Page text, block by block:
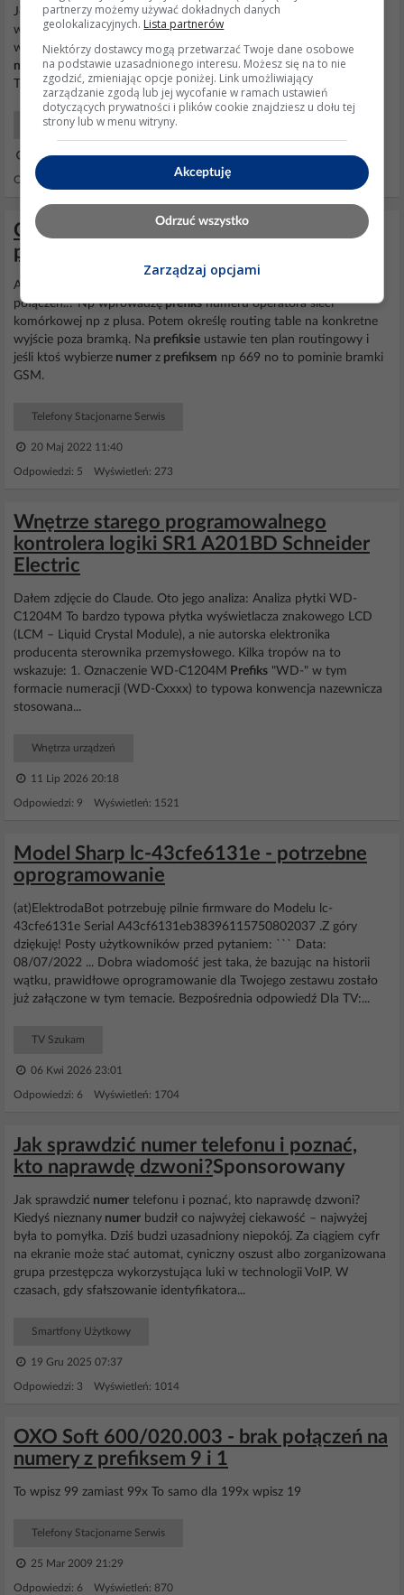
Jeszcze pytanie odnośnie plików .dat ? Na karcie muszą być
wszystkie trzy (parametr, mmso, smto)? Na forum już różne wersje
widziałem odnośnie tego zagadnienia i czynumerprefiks +48 przed
numerembo też kilka osób dwojako podawało.... Zaraz sprawdzę
Twoje wskazówki odnośnie karty i napięcia.
Monitoring Wizyjny CCTV
17 Maj 2023 02:30
Odpowiedzi: 5 Wyświetleń: 969
Centrala TDA-600 - Zmiana Carrier
pojedynczym wewnętrznym numerze
A może poprzez leading number wymusić zmianę routingu
połączeń..? Np wprowadzęprefiksnumeru operatora sieci
komórkowej np z plusa. Potem określę routing table na konkretne
wyjście poza bramką. Na prefiksie ustawie ten plan routingowy i
jeśli ktoś wybierze numer z prefiksem np 669 no to pominie bramki
GSM.
Telefony Stacjonarne Serwis
20 Maj 2022 11:40
Odpowiedzi: 5 Wyświetleń: 273
Wnętrze starego programowalnego
kontrolera logiki SR1 A201BD Schneider
Electric
Dałem zdjęcie do Claude. Oto jego analiza: Analiza płytki WD-
C1204M To bardzo typowa płytka wyświetlacza znakowego LCD
(LCM – Liquid Crystal Module), a nie autorska elektronika
producenta sterownika przemysłowego. Kilka tropów na to
wskazuje: 1. Oznaczenie WD-C1204M Prefiks "WD-" w tym
formacie numeracji (WD-Cxxxx) to typowa konwencja nazewnicza
stosowana...
Wnętrza urządzeń
11 Lip 2026 20:18
Odpowiedzi: 9 Wyświetleń: 1521
Model Sharp lc-43cfe6131e - potrzebne
oprogramowanie
(at)ElektrodaBot potrzebuję pilnie firmware do Modelu lc-
43cfe6131e Serial A43cf6131eb38396115750802037 .Z góry
dziękuję! Posty użytkowników przed pytaniem: ``` Data:
08/07/2022 ... Dobra wiadomość jest taka, że bazując na historii
wątku, prawidłowe oprogramowanie dla Twojego zestawu zostało
już załączone w tym temacie. Bezpośrednia odpowiedź Dla TV:...
TV Szukam
06 Kwi 2026 23:01
Odpowiedzi: 6 Wyświetleń: 1704
Jak sprawdzić numer telefonu i poznać,
kto naprawdę dzwoni?Sponsorowany
Jak sprawdzić numer telefonu i poznać, kto naprawdę dzwoni?
Kiedyś nieznany numer budził co najwyżej ciekawość – najwyżej
była to pomyłka. Dziś budzi uzasadniony niepokój. Za ciągiem cyfr
na ekranie może stać automat, cyniczny oszust albo zorganizowana
grupa przestępcza wykorzystująca luki w technologii VoIP. W
czasach, gdy sfałszowanie identyfikatora...
Smartfony Użytkowy
19 Gru 2025 07:37
Odpowiedzi: 3 Wyświetleń: 1014
OXO Soft 600/020.003 - brak połączeń na
numery z prefiksem 9 i 1
To wpisz 99 zamiast 99x To samo dla 199x wpisz 19
Telefony Stacjonarne Serwis
25 Mar 2009 21:29
Odpowiedzi: 6 Wyświetleń: 870
partnerzy możemy używać dokładnych danych
geolokalizacyjnych. Lista partnerów
Niektórzy dostawcy mogą przetwarzać Twoje dane osobowe
na podstawie uzasadnionego interesu. Możesz się na to nie
zgodzić, zmieniając opcje poniżej. Link umożliwiający
zarządzanie zgodą lub jej wycofanie w ramach ustawień
dotyczących prywatności i plików cookie znajdziesz u dołu tej
strony lub w menu witryny.
Akceptuję
Odrzuć wszystko
Zarządzaj opcjami